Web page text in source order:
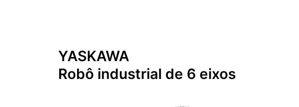
YASKAWA
Robô industrial de 6 eixos